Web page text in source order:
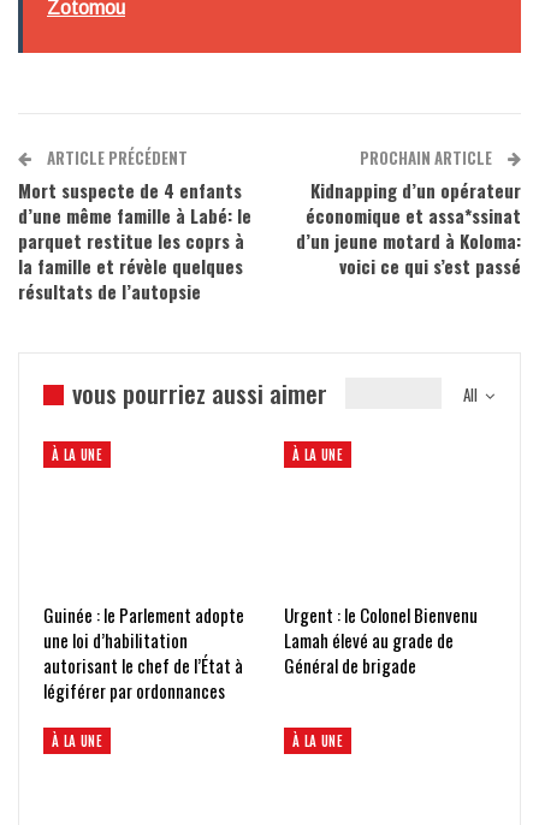
Zotomou
ARTICLE PRÉCÉDENT
Mort suspecte de 4 enfants
d’une même famille à Labé: le
parquet restitue les coprs à
la famille et révèle quelques
résultats de l’autopsie
PROCHAIN ARTICLE
Kidnapping d’un opérateur
économique et assa*ssinat
d’un jeune motard à Koloma:
voici ce qui s’est passé
All
vous pourriez aussi aimer
À LA UNE
Guinée : le Parlement adopte
une loi d’habilitation
autorisant le chef de l’État à
légiférer par ordonnances
À LA UNE
Urgent : le Colonel Bienvenu
Lamah élevé au grade de
Général de brigade
À LA UNE À LA UNE